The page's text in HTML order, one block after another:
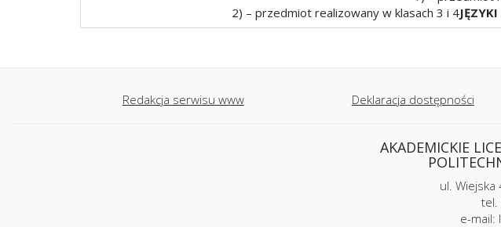
2) – przedmiot realizowany w klasach 3 i 4
Redakcja serwisu www Deklaracja dostępności
AKADEMICKIE
ul. Wiejska
tel.
e-mail: